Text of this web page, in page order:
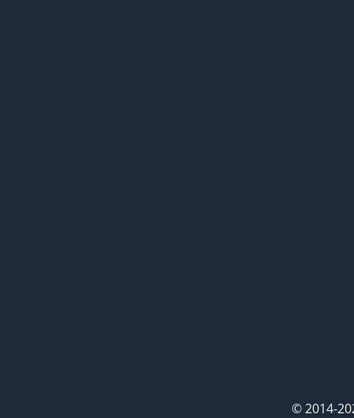
© 2014-